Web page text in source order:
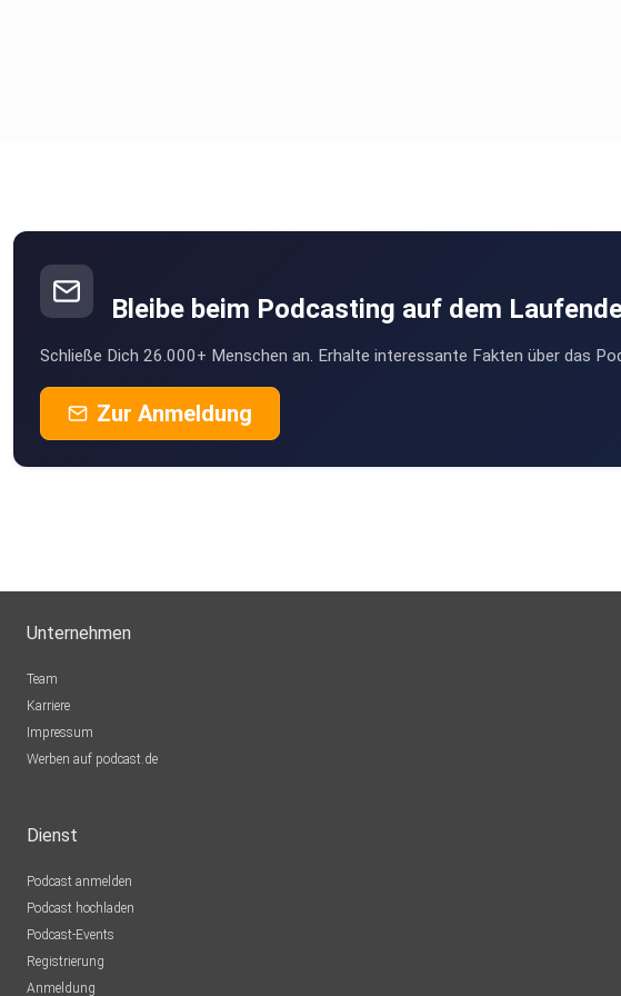
Bleibe beim Podcasting auf dem
Schließe Dich 26.000+ Menschen an. Erhalte interessante Fakten über das
Zur Anmeldung
Unternehmen
Team
Karriere
Impressum
Werben auf podcast.de
Dienst
Podcast anmelden
Podcast hochladen
Podcast-Events
Registrierung
Anmeldung